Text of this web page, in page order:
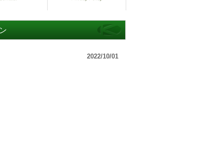
2022/10/01